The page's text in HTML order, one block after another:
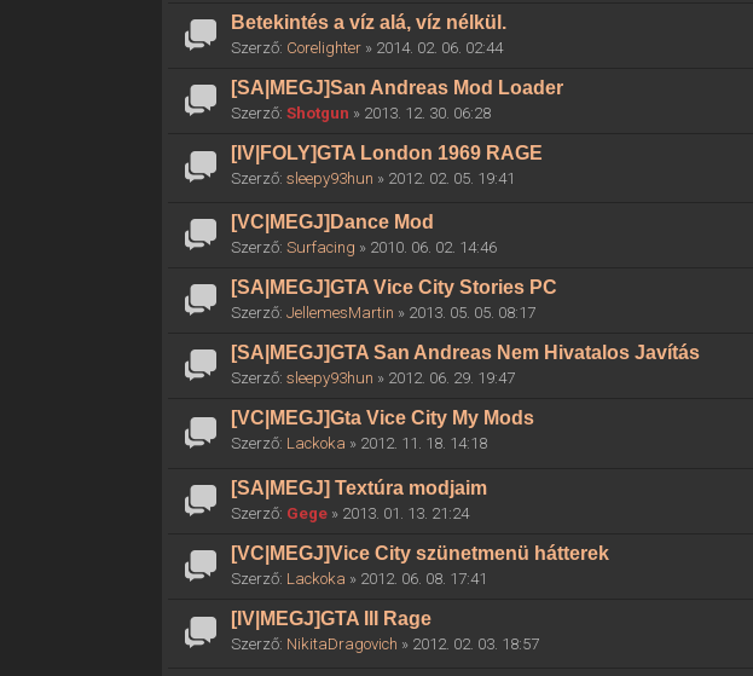
Betekintés a víz alá, víz nélkül.
Szerző: Corelighter » 2014. 02. 06. 02:44
[SA|MEGJ]San Andreas Mod Loader
Szerző:Shotgun » 2013. 12. 30. 06:28
[IV|FOLY]GTA London 1969 RAGE
Szerző:sleepy93hun » 2012. 02. 05. 19:41
[VC|MEGJ]Dance Mod
Szerző:Surfacing » 2010. 06. 02. 14:46
[SA|MEGJ]GTA Vice City Stories PC
Szerző:JellemesMartin » 2013. 05. 05. 08:17
[SA|MEGJ]GTA San Andreas Nem Hivatalos Javítás
Szerző:sleepy93hun » 2012. 06. 29. 19:47
[VC|MEGJ]Gta Vice City My Mods
Szerző: Lackoka » 2012. 11. 18. 14:18
[SA|MEGJ] Textúra modjaim
Szerző: Gege » 2013. 01. 13. 21:24
[VC|MEGJ]Vice City szünetmenü hátterek
Szerző: Lackoka » 2012. 06. 08. 17:41
[IV|MEGJ]GTA III Rage
Szerző: NikitaDragovich » 2012. 02. 03. 18:57